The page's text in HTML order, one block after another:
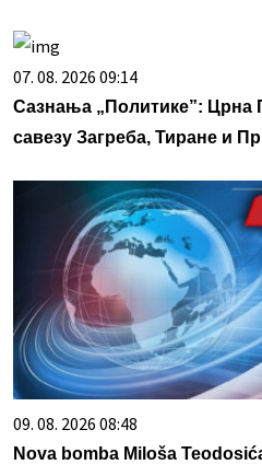
07. 08. 2026 09:14
Сазнања „Политике”: Црна
савезу Загреба, Тиране и
09. 08. 2026 08:48
Nova bomba Miloša